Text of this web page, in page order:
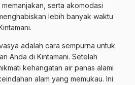
serta akomodasi
lebih banyak waktu
adalah cara sempurna untuk
Anda di Kintamani. Setelah
kehangatan air panas alami
alam yang memukau. Ini